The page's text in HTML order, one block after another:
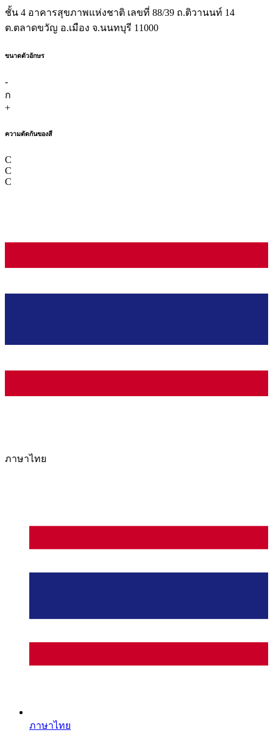
ชั้น 4 อาคารสุขภาพแห่งชาติ เลขที่ 88/39 ถ.ติวานนท์ 14
ต.ตลาดขวัญ อ.เมือง จ.นนทบุรี 11000
ขนาดตัวอักษร
-
ก
+
ความตัดกันของสี
C
C
C
ภาษาไทย
ภาษาไทย